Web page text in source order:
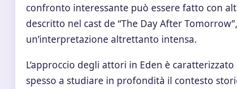
confronto interessante può essere fatto con
descritto nel cast de “The Day After Tomorrow”
un’interpretazione altrettanto intensa.
L’approccio degli attori in Eden è
spesso a studiare in profondità il contesto